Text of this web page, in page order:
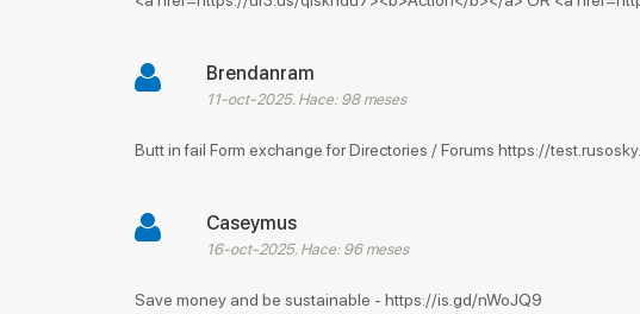
Brendanram
11-oct-2025. Hace: 98 meses
Butt in fail Form exchange for Directories / Forums https://
Caseymus
16-oct-2025. Hace: 96 meses
Save money and be sustainable - https://is.gd/nWoJQ9